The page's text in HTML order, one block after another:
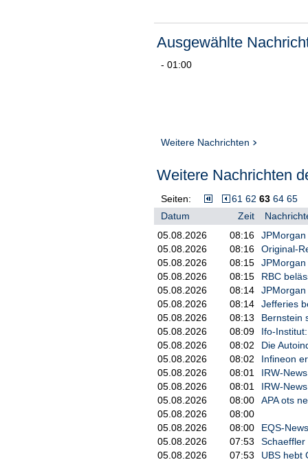
Ausgewählte
- 01:00
Weitere Nachrichten
Weitere Nachrichten
Seiten: 61 62 63 64 65
Datum
Zeit
05.08.2026
08:16
05.08.2026
08:16
Original-
05.08.2026
08:15
05.08.2026
08:15
RBC
05.08.2026
08:14
05.08.2026
08:14
Jefferies
05.08.2026
08:13
Bernstein
05.08.2026
08:09
Ifo-
05.08.2026
08:02
Die
05.08.2026
08:02
Infineon
05.08.2026
08:01
IRW-
05.08.2026
08:01
IRW-
05.08.2026
08:00
APA ots
05.08.2026
08:00
05.08.2026
08:00
EQS-
05.08.2026
07:53
05.08.2026
07:53
UBS hebt